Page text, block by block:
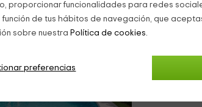
proporcionar funcionalidades para redes
de tus hábitos de navegación, que
sobre nuestra Política de cookies.
preferencias
Casa de